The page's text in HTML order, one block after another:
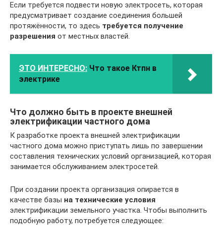
Если требуется подвести новую электросеть, которая
предусматривает создание соединения большей
протяжённости, то здесь требуется получение
разрешения от местных властей.
ЭТО ИНТЕРЕСНО: Что такое Ктпн в
электрике
Что должно быть в проекте внешней
электрификации частного дома
К разработке проекта внешней электрификации
частного дома можно приступать лишь по завершении
составления технических условий организацией, которая
занимается обслуживанием электросетей.
При создании проекта организация опирается в
качестве базы на технические условия
электрификации земельного участка. Чтобы выполнить
подобную работу, потребуется следующее: